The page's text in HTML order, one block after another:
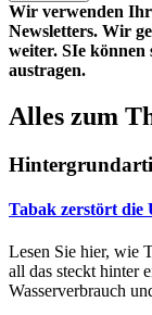
Wir verwenden
Newsletters. Wir
weiter. SIe können
austragen.
Alles zum
Tabak zerstört die
Lesen Sie hier, wie
all das steckt hinter
Wasserverbrauch